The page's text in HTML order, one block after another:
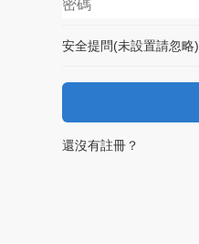
安全提問(未設置請忽略)
還沒有註冊？